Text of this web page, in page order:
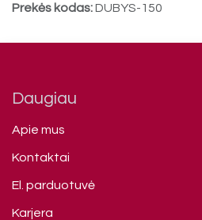
Prekės kodas:DUBYS-150
Daugiau
Apie mus
Kontaktai
El. parduotuvė
Karjera